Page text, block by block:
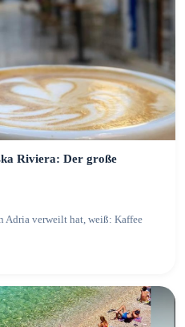
Riviera: Der große
Adria verweilt hat, weiß: Kaffee